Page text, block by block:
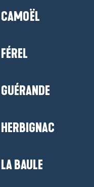
CAMOËL
FÉREL
GUÉRANDE
HERBIGNAC
LA BAULE